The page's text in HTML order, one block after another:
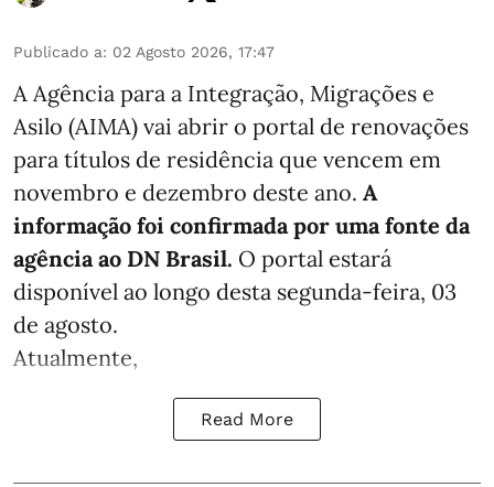
Publicado a: 02 Agosto 2026, 17:47
A Agência para a Integração, Migrações e
Asilo (AIMA) vai abrir o portal de renovações
para títulos de residência que vencem em
novembro e dezembro deste ano. A
informação foi confirmada por uma fonte da
agência ao DN Brasil. O portal estará
disponível ao longo desta segunda-feira, 03
de agosto.
Atualmente,
Read More